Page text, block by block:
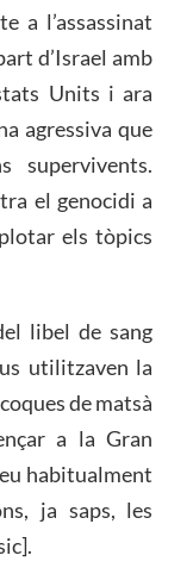
a l’assassinat
d’Israel amb
Units i ara
agressiva que
supervivents.
el genocidi a
els tòpics
libel de sang
utilitzaven la
de matsà
a la Gran
habitualment
ja saps, les